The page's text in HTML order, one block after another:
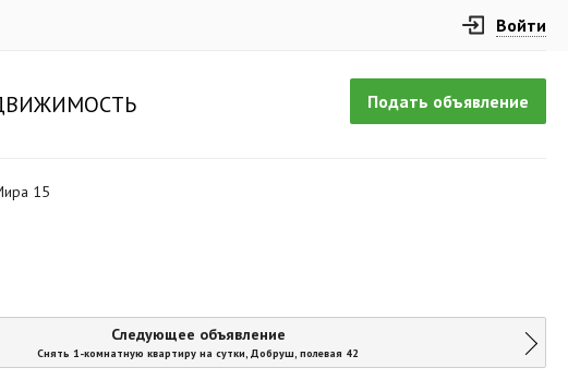
Войти
Подать объявление
15
Следующее объявление
Снять 1-комнатную квартиру на сутки, Добруш, полевая 42